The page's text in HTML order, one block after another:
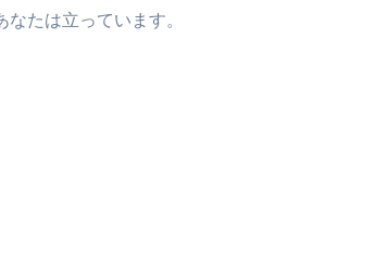
たは立っています。